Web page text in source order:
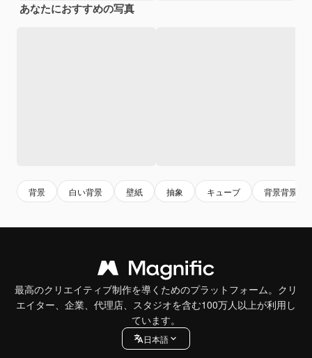
あなたにおすすめの写真
背景 白い背景 壁紙 抽象 キューブ 背景背景
最高のクリエイティブ制作を導くためのプラットフォーム。クリ
エイター、企業、代理店、スタジオを含む100万人以上が利用し
ています。
日本語